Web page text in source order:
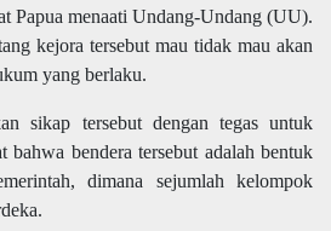
Papua menaati Undang-Undang (UU).
kejora tersebut mau tidak mau akan
yang berlaku.
sikap tersebut dengan tegas untuk
bahwa bendera tersebut adalah bentuk
dimana sejumlah kelompok